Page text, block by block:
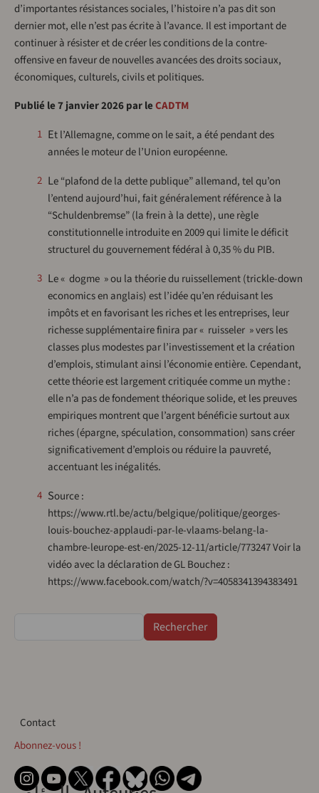
d’importantes résistances sociales, l’histoire n’a pas dit son
dernier mot, elle n’est pas écrite à l’avance. Il est important de
continuer à résister et de créer les conditions de la contre-
offensive en faveur de nouvelles avancées des droits sociaux,
économiques, culturels, civils et politiques.
Publié le 7 janvier 2026 par leCADTM
1 Et l’Allemagne, comme on le sait, a été pendant des
années le moteur de l’Union européenne.
2 Le “plafond de la dette publique” allemand, tel qu’on
l’entend aujourd’hui, fait généralement référence à la
“Schuldenbremse” (la frein à la dette), une règle
constitutionnelle introduite en 2009 qui limite le déficit
structurel du gouvernement fédéral à 0,35 % du PIB.
3 Le « dogme » ou la théorie du ruissellement (trickle-down
economics en anglais) est l’idée qu’en réduisant les
impôts et en favorisant les riches et les entreprises, leur
richesse supplémentaire finira par « ruisseler » vers les
classes plus modestes par l’investissement et la création
d’emplois, stimulant ainsi l’économie entière. Cependant,
cette théorie est largement critiquée comme un mythe :
elle n’a pas de fondement théorique solide, et les preuves
empiriques montrent que l’argent bénéficie surtout aux
riches (épargne, spéculation, consommation) sans créer
significativement d’emplois ou réduire la pauvreté,
accentuant les inégalités.
4 Source :
https://www.rtl.be/actu/belgique/politique/georges-
louis-bouchez-applaudi-par-le-vlaams-belang-la-
chambre-leurope-est-en/2025-12-11/article/773247 Voir la
vidéo avec la déclaration de GL Bouchez :
https://www.facebook.com/watch/?v=4058341394383491
Contact
Contact
Abonnez-vous !